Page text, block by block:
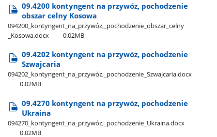
09.4200 kontyngent na przywóz, pochodzenie
obszar celny Kosowa
094200​_kontyngent​_na​_przywóz,​_pochodzenie​_obszar​_celny​
_Kosowa.docx
0.02MB
09.4202 kontyngent na przywóz, pochodzenie
Szwajcaria
094202​_kontyngent​_na​_przywóz,​_pochodzenie​_Szwajcaria.docx
0.02MB
09.4270 kontyngent na przywóz, pochodzenie
Ukraina
094270​_kontyngent​_na​_przywóz,​_pochodzenie​_Ukraina.docx
0.02MB